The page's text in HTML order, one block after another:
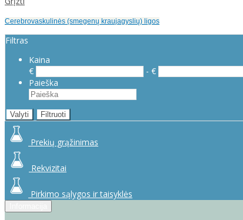
Cerebrovaskulinės (smegenų kraujagyslių) ligos
Filtras
Kaina
€
- €
Paieška
Valyti Filtruoti
Prekių grąžinimas
Rekvizitai
Pirkimo sąlygos ir taisyklės